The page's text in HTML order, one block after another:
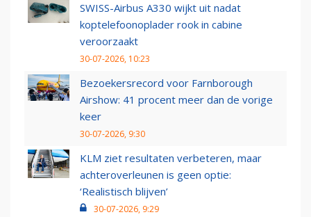
SWISS-Airbus A330 wijkt uit nadat
koptelefoonoplader rook in cabine
veroorzaakt
30-07-2026, 10:23
Bezoekersrecord voor Farnborough
Airshow: 41 procent meer dan de vorige
keer
30-07-2026, 9:30
KLM ziet resultaten verbeteren, maar
achteroverleunen is geen optie:
‘Realistisch blijven’
30-07-2026, 9:29